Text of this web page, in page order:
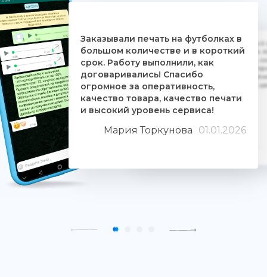
Заказывали печать на футболках в
большом количестве и в короткий
срок. Работу выполнили, как
договаривались! Спасибо
огромное за оперативность,
качество товара, качество печати
и высокий уровень сервиса!
Мария Торкунова 01.01.2026
Дочке на 18-летие решили заказать
ребятам. Времени было всего сутки.
взялись за работу, сделали макеты,
Огромное им спасибо. Дочка была
знают свое дело и отдаются ему
людьми. Качество печати